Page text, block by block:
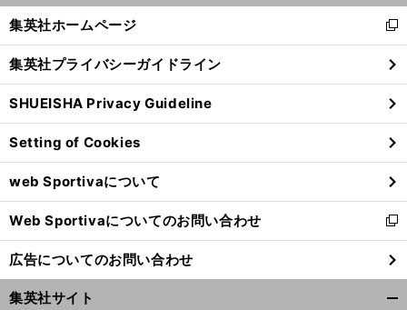
前
へ
閉
る
集英社ホームページ
新
し
い
ウ
ィ
ン
ド
ウ
で
開
く
集英社プライバシーガイドライン
SHUEISHA Privacy Guideline
Setting of Cookies
web Sportivaについて
Web Sportivaについてのお問い合わせ
新
し
い
ウ
ィ
広告についてのお問い合わせ
集英社サイト